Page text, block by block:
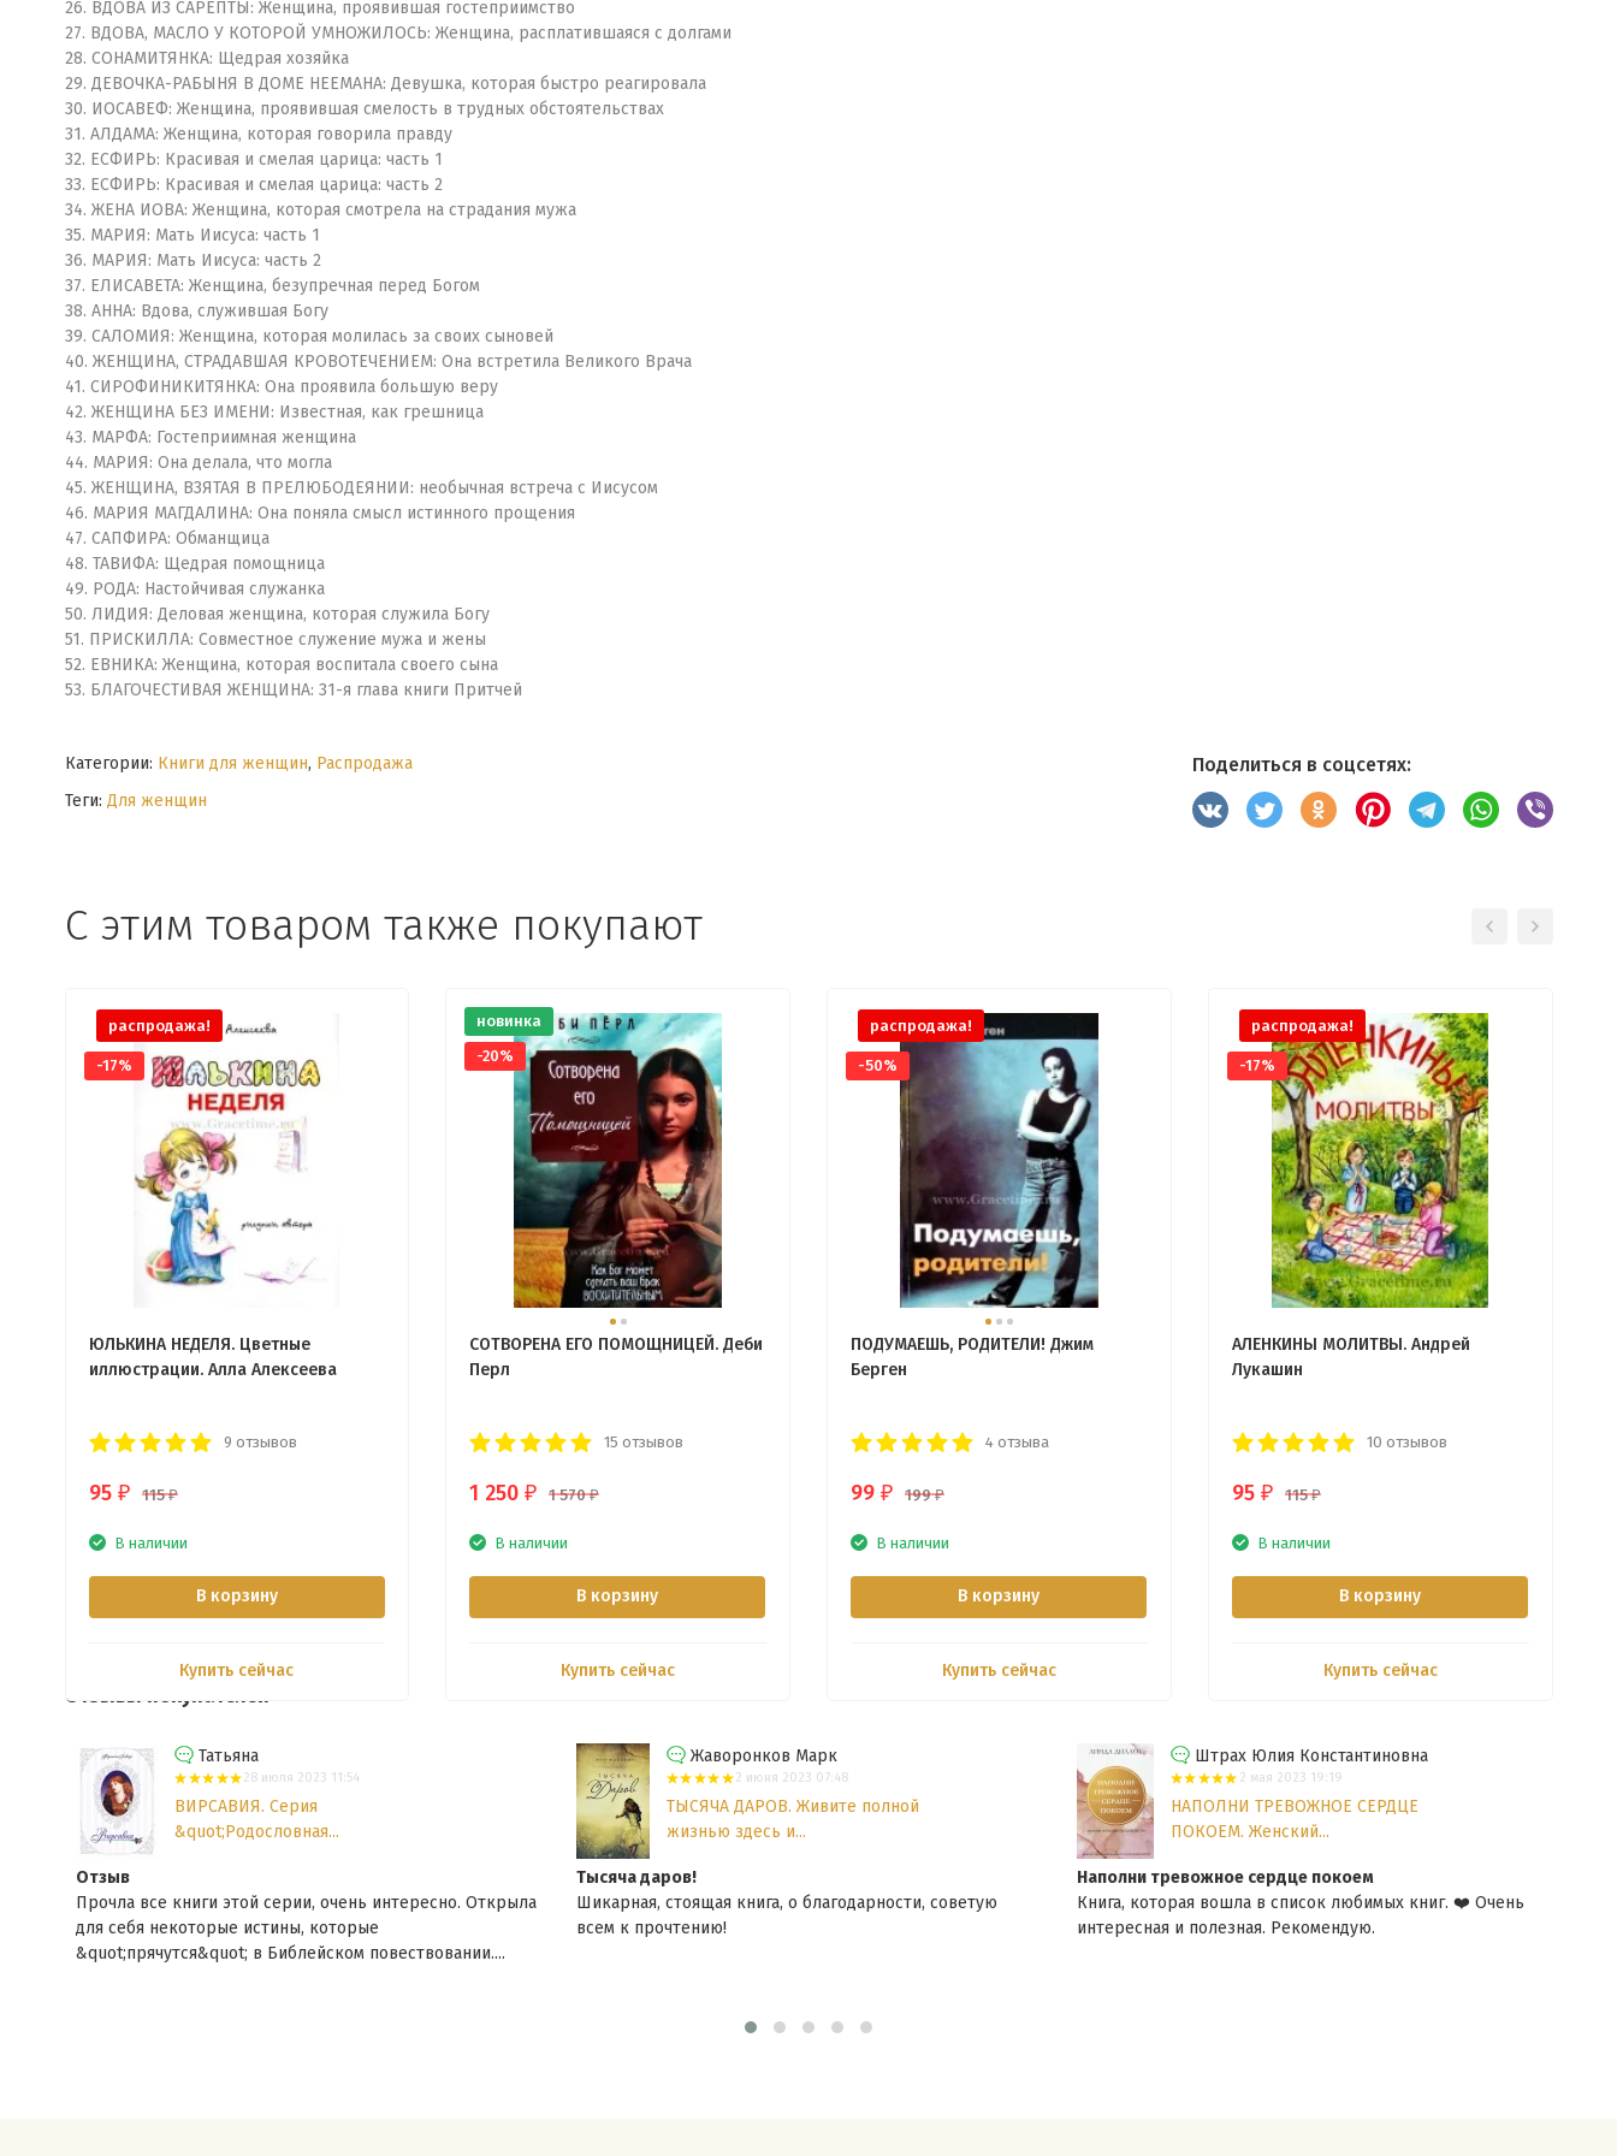
26. ВДОВА ИЗ САРЕПТЫ: Женщина, проявившая гостеприимство
27. ВДОВА, МАСЛО У КОТОРОЙ УМНОЖИЛОСЬ: Женщина, расплатившаяся с долгами
28. СОНАМИТЯНКА: Щедрая хозяйка
29. ДЕВОЧКА-РАБЫНЯ В ДОМЕ НЕЕМАНА: Девушка, которая быстро реагировала
30. ИОСАВЕФ: Женщина, проявившая смелость в трудных обстоятельствах
31. АЛДАМА: Женщина, которая говорила правду
32. ЕСФИРЬ: Красивая и смелая царица: часть 1
33. ЕСФИРЬ: Красивая и смелая царица: часть 2
34. ЖЕНА ИОВА: Женщина, которая смотрела на страдания мужа
35. МАРИЯ: Мать Иисуса: часть 1
36. МАРИЯ: Мать Иисуса: часть 2
37. ЕЛИСАВЕТА: Женщина, безупречная перед Богом
38. АННА: Вдова, служившая Богу
39. САЛОМИЯ: Женщина, которая молилась за своих сыновей
40. ЖЕНЩИНА, СТРАДАВШАЯ КРОВОТЕЧЕНИЕМ: Она встретила Великого Врача
41. СИРОФИНИКИТЯНКА: Она проявила большую веру
42. ЖЕНЩИНА БЕЗ ИМЕНИ: Известная, как грешница
43. МАРФА: Гостеприимная женщина
44. МАРИЯ: Она делала, что могла
45. ЖЕНЩИНА, ВЗЯТАЯ В ПРЕЛЮБОДЕЯНИИ: необычная встреча с Иисусом
46. МАРИЯ МАГДАЛИНА: Она поняла смысл истинного прощения
47. САПФИРА: Обманщица
48. ТАВИФА: Щедрая помощница
49. РОДА: Настойчивая служанка
50. ЛИДИЯ: Деловая женщина, которая служила Богу
51. ПРИСКИЛЛА: Совместное служение мужа и жены
52. ЕВНИКА: Женщина, которая воспитала своего сына
53. БЛАГОЧЕСТИВАЯ ЖЕНЩИНА: 31-я глава книги Притчей
Категории: Книги для женщин, Распродажа
Теги: Для женщин
Поделиться в соцсетях:
С этим товаром также покупают
распродажа!
-17%
ЮЛЬКИНА НЕДЕЛЯ. Цветные
иллюстрации. Алла Алексеева
9 отзывов
95 ₽ 115₽
В наличии
В корзину
Купить сейчас
новинка
-20%
СОТВОРЕНА ЕГО ПОМОЩНИЦЕЙ. Деби
Перл
15 отзывов
1 250₽ 1 570₽
В наличии
В корзину
Купить сейчас
распродажа!
-50%
ПОДУМАЕШЬ, РОДИТЕЛИ! Джим
Берген
4 отзыва
99 ₽ 199₽
В наличии
В корзину
Купить сейчас
распродажа!
-17%
АЛЕНКИНЫ МОЛИТВЫ. Андрей
Лукашин
10 отзывов
95 ₽ 115₽
В наличии
В корзину
Купить сейчас
Отзывы покупателей
Татьяна
28 июля 2023 11:54
ВИРСАВИЯ. Серия
&quot;Родословная...
Отзыв
Прочла все книги этой серии, очень интересно. Открыла
для себя некоторые истины, которые
&quot;прячутся&quot; в Библейском повествовании....
Жаворонков Марк
2 июня 2023 07:48
ТЫСЯЧА ДАРОВ. Живите полной
жизнью здесь и...
Тысяча даров!
Шикарная, стоящая книга, о благодарности, советую
всем к прочтению!
Штрах Юлия Константиновна
2 мая 2023 19:19
НАПОЛНИ ТРЕВОЖНОЕ СЕРДЦЕ
ПОКОЕМ. Женский...
Наполни тревожное сердце покоем
Книга, которая вошла в список любимых книг. ❤️ Очень
интересная и полезная. Рекомендую.